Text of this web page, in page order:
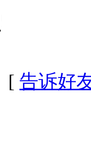
[ 告诉好